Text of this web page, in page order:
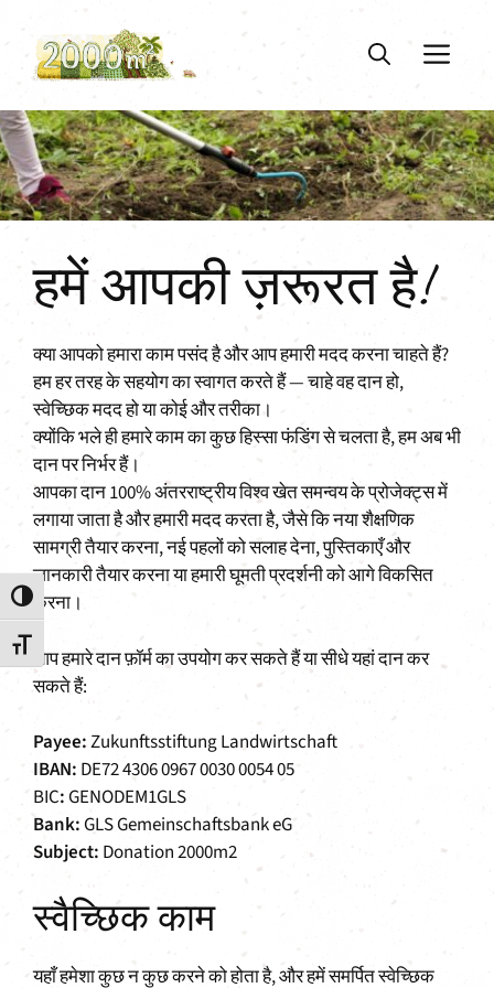
Toggle High Contrast
Toggle Font size
content
हमें आपकी ज़रूरत है!
क्या आपको हमारा काम पसंद है और आप हमारी मदद करना चाहते हैं?
हम हर तरह के सहयोग का स्वागत करते हैं — चाहे वह दान हो,
स्वेच्छिक मदद हो या कोई और तरीका।
क्योंकि भले ही हमारे काम का कुछ हिस्सा फंडिंग से चलता है, हम अब भी
दान पर निर्भर हैं।
आपका दान 100% अंतरराष्ट्रीय विश्व खेत समन्वय के प्रोजेक्ट्स में
लगाया जाता है और हमारी मदद करता है, जैसे कि नया शैक्षणिक
सामग्री तैयार करना, नई पहलों को सलाह देना, पुस्तिकाएँ और
जानकारी तैयार करना या हमारी घूमती प्रदर्शनी को आगे विकसित
करना।
आप हमारे दान फ़ॉर्म का उपयोग कर सकते हैं या सीधे यहां दान कर
सकते हैं:
Payee:Zukunftsstiftung Landwirtschaft
IBAN: DE72 4306 0967 0030 0054 05
BIC: GENODEM1GLS
Bank: GLS Gemeinschaftsbank eG
Subject: Donation 2000m2
स्वैच्छिक काम
यहाँ हमेशा कुछ न कुछ करने को होता है, और हमें समर्पित स्वेच्छिक